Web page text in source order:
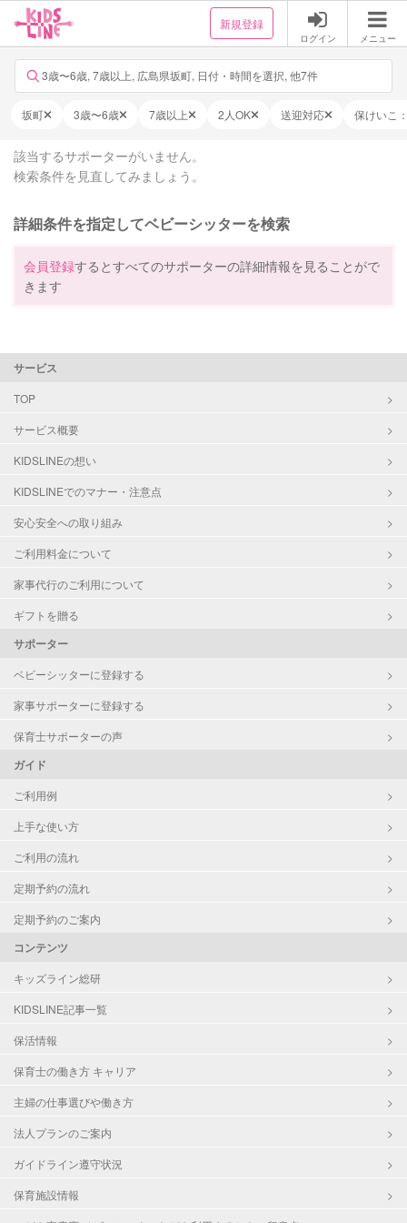
新規登録
ログイン メニュー
3歳〜6歳, 7歳以上, 広島県坂町, 日付・時間を選択, 他7件
坂町 3歳〜6歳 7歳以上 2人OK 送迎対応 保けいこ
該当するサポーターがいません。
検索条件を見直してみましょう。
詳細条件を指定してベビーシッターを検索
会員登録するとすべてのサポーターの詳細情報を見ることがで
きます
サービス
TOP
サービス概要
KIDSLINEの想い
KIDSLINEでのマナー・注意点
安心安全への取り組み
ご利用料金について
家事代行のご利用について
ギフトを贈る
サポーター
ベビーシッターに登録する
家事サポーターに登録する
保育士サポーターの声
ガイド
ご利用例
上手な使い方
ご利用の流れ
定期予約の流れ
定期予約のご案内
コンテンツ
キッズライン総研
KIDSLINE記事一覧
保活情報
保育士の働き方 キャリア
主婦の仕事選びや働き方
法人プランのご案内
ガイドライン遵守状況
保育施設情報